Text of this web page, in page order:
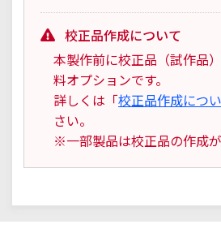
校正品作成について
本製作前に校正品（試作品
料オプションです。
詳しくは「校正品作成につ
さい。
※一部製品は校正品の作成